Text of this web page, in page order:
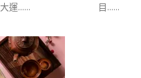
運......
目......